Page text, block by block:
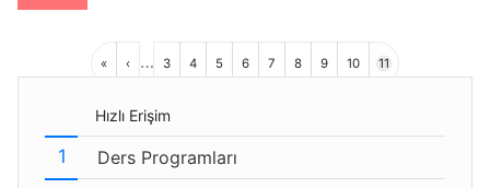
Sayfalama
İlk
sayfa
«
Önceki
sayfa
‹ … Sayfa
3 Sayfa
4 Sayfa
5 Sayfa
6 Sayfa
7 Sayfa
8 Sayfa
9 Sayfa
10 Sayfa
11
Hızlı Erişim
Ders Programları